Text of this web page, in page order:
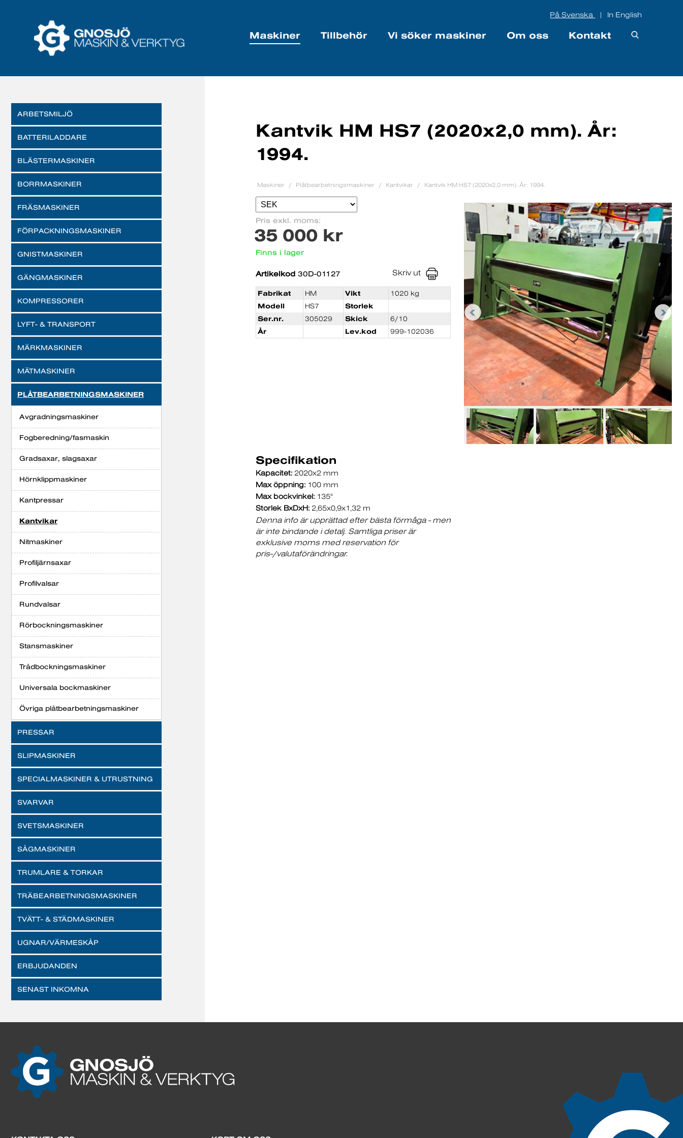
På Svenska In English
Maskiner Tillbehör Vi söker maskiner Om oss Kontakt
ARBETSMILJÖ
BATTERILADDARE
BLÄSTERMASKINER
BORRMASKINER
FRÄSMASKINER
FÖRPACKNINGSMASKINER
GNISTMASKINER
GÄNGMASKINER
KOMPRESSORER
LYFT- & TRANSPORT
MÄRKMASKINER
MÄTMASKINER
PLÅTBEARBETNINGSMASKINER
Avgradningsmaskiner
Fogberedning/fasmaskin
Gradsaxar, slagsaxar
Hörnklippmaskiner
Kantpressar
Kantvikar
Nitmaskiner
Profiljärnsaxar
Profilvalsar
Rundvalsar
Rörbockningsmaskiner
Stansmaskiner
Trådbockningsmaskiner
Universala bockmaskiner
Övriga plåtbearbetningsmaskiner
PRESSAR
SLIPMASKINER
SPECIALMASKINER & UTRUSTNING
SVARVAR
SVETSMASKINER
SÅGMASKINER
TRUMLARE & TORKAR
TRÄBEARBETNINGSMASKINER
TVÄTT- & STÄDMASKINER
UGNAR/VÄRMESKÅP
ERBJUDANDEN
SENAST INKOMNA
Kantvik HM HS7 (2020x2,0 mm). År:
1994.
Maskiner Plåtbearbetningsmaskiner Kantvikar Kantvik HM HS7 (2020x2,0 mm). År: 1994.
Pris exkl. moms:
35 000 kr
Finns i lager
Artikelkod 30D-01127 Skriv ut
Fabrikat HM Vikt
1020 kg
Modell
HS7
Storlek
Ser.nr.
305029 Skick
6/10
År
Lev.kod 999-102036
Specifikation
Kapacitet: 2020x2 mm
Max öppning: 100 mm
Max bockvinkel: 135°
Storlek BxDxH: 2,65x0,9x1,32 m
Denna info är upprättad efter bästa förmåga - men
är inte bindande i detalj. Samtliga priser är
exklusive moms med reservation för
pris-/valutaförändringar.